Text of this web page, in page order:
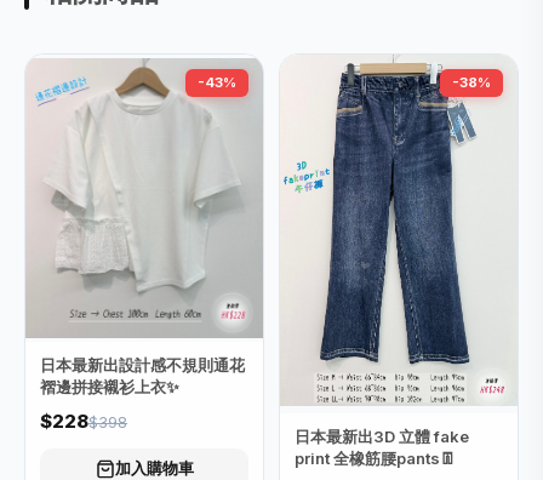
-43%
日本最新出設計感不規則通花
褶邊拼接襯衫上衣✨
$228$398
加入購物車
-38%
日本最新出3D 立體 fake
print 全橡筋腰pants👖